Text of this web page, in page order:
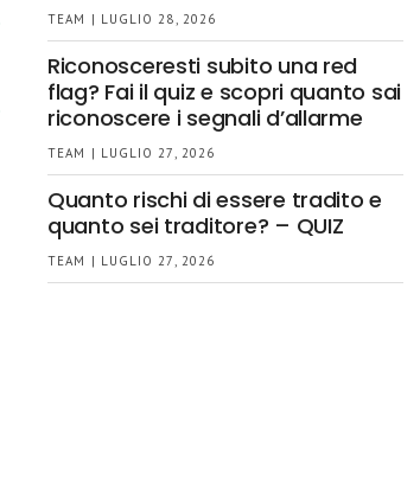
TEAM | LUGLIO 28, 2026
Riconosceresti subito una red
flag? Fai il quiz e scopri quanto sai
riconoscere i segnali d’allarme
TEAM | LUGLIO 27, 2026
Quanto rischi di essere tradito e
quanto sei traditore? – QUIZ
TEAM | LUGLIO 27, 2026